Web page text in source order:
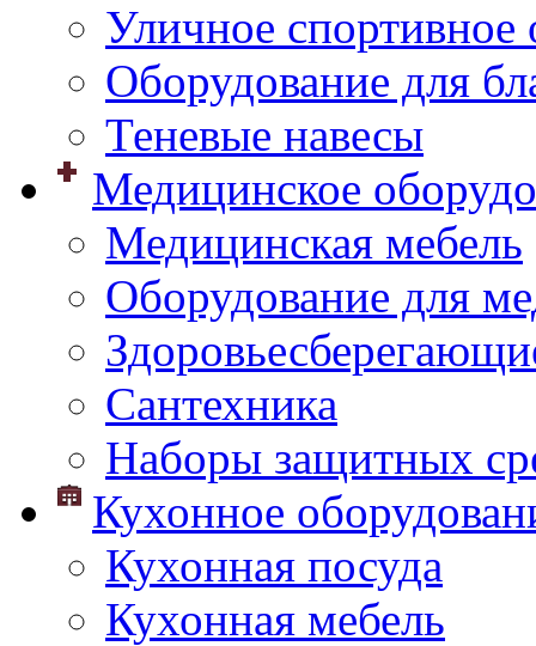
Уличное спортивное
Оборудование для
Теневые навесы
Медицинское
Медицинская мебель
Оборудование для
Сантехника
Наборы защитных
Кухонное
Кухонная посуда
Кухонная мебель